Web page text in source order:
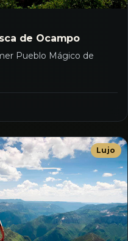
de Ocampo
Pueblo Mágico de
Lujo